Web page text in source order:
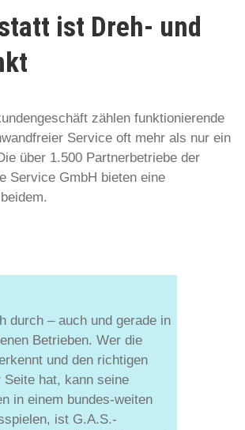
ist Dreh- und
zählen funktionierende
Service oft mehr als nur ein
über 1.500 Partnerbetriebe der
Service GmbH bieten eine
durch – auch und gerade in
Betrieben. Wer die
und den richtigen
Seite hat, kann seine
in einem bundes-weiten
ist G.A.S.-